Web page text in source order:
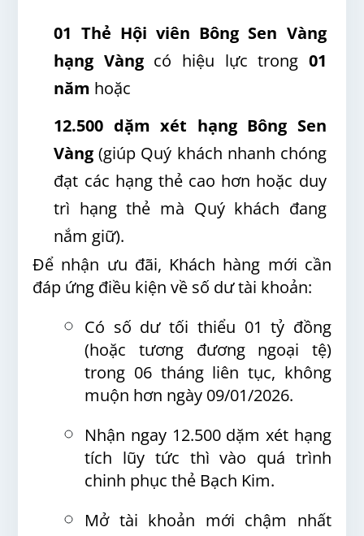
01 Thẻ Hội viên Bông Sen Vàng
hạng Vàngcó hiệu lực trong 01
năm hoặc
12.500 dặm xét hạng Bông Sen
Vàng(giúp Quý khách nhanh chóng
đạt các hạng thẻ cao hơn hoặc duy
trì hạng thẻ mà Quý khách đang
nắm giữ).
Để nhận ưu đãi, Khách hàng mới cần
đáp ứng điều kiện về số dư tài khoản:
Có số dư tối thiểu 01 tỷ đồng
(hoặc tương đương ngoại tệ)
trong 06 tháng liên tục, không
muộn hơn ngày 09/01/2026.
Nhận ngay 12.500 dặm xét hạng
tích lũy tức thì vào quá trình
chinh phục thẻ Bạch Kim.
Mở tài khoản mới chậm nhất